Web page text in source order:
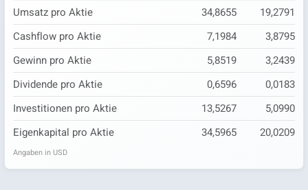
Umsatz pro Aktie 34,8655
19,2791
Cashflow pro Aktie
7,1984
3,8795
Gewinn pro Aktie
5,8519
3,2439
Dividende pro Aktie
0,6596
0,0183
Investitionen pro Aktie
13,5267
5,0990
Eigenkapital pro Aktie
34,5965 20,0209
Angaben in USD